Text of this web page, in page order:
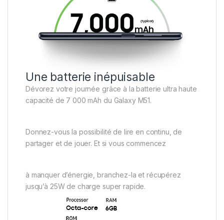
Une batterie inépuisable
Dévorez votre journée grâce à la batterie ultra haute
capacité de 7 000 mAh du Galaxy M51.
Donnez-vous la possibilité de lire en continu, de
partager et de jouer. Et si vous commencez
à manquer d’énergie, branchez-la et récupérez
jusqu’à 25W de charge super rapide.